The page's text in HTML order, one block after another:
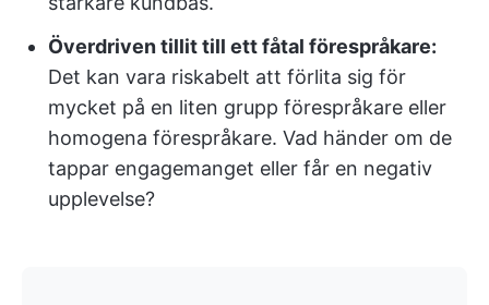
Överdriven tillit till ett fåtal förespråkare:
Det kan vara riskabelt att förlita sig för
mycket på en liten grupp förespråkare eller
homogena förespråkare. Vad händer om de
tappar engagemanget eller får en negativ
upplevelse?